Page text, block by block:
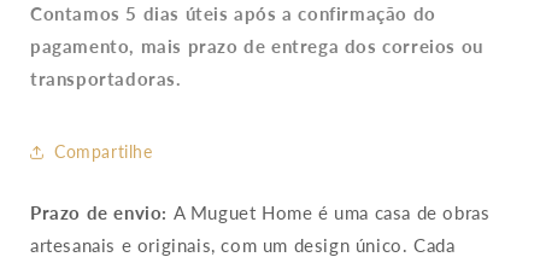
Contamos 5 dias úteis após a confirmação do
pagamento, mais prazo de entrega dos correios ou
transportadoras.
Compartilhe
Prazo de envio: A Muguet Home é uma casa de obras
artesanais e originais, com um design único. Cada